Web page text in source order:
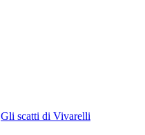
Gli scatti di Vivarelli